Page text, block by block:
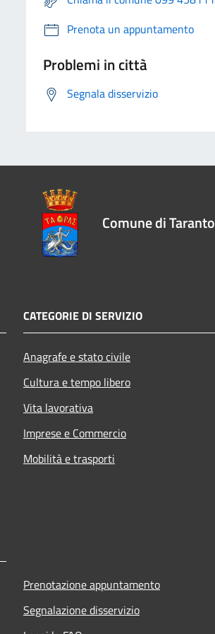
Prenota un appuntamento
Problemi in città
Segnala disservizio
Comune di Taranto
CATEGORIE DI SERVIZIO
Anagrafe e stato civile
Cultura e tempo libero
Vita lavorativa
Imprese e Commercio
Mobilità e trasporti
Prenotazione appuntamento
Segnalazione disservizio